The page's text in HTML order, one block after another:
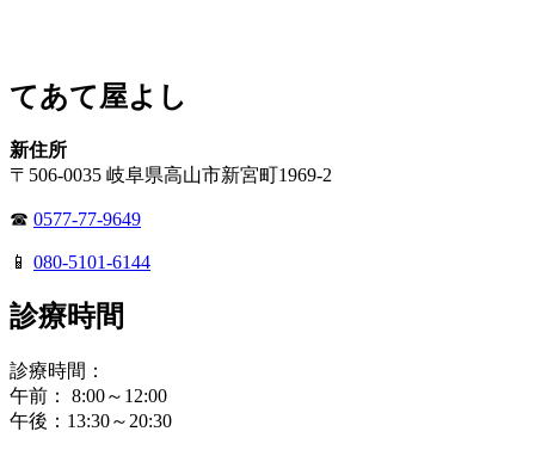
てあて屋よし
新住所
〒506-0035 岐阜県高山市新宮町1969-2
☎ 0577-77-9649
📱 080-5101-6144
診療時間
診療時間：
午前： 8:00～12:00
午後：13:30～20:30